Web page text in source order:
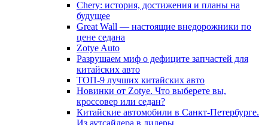
Chery: история, достижения и планы на
будущее
Great Wall — настоящие внедорожники по
цене седана
Zotye Auto
Разрушаем миф о дефиците запчастей для
китайских авто
ТОП-9 лучших китайских авто
Новинки от Zotye. Что выберете вы,
кроссовер или седан?
Китайские автомобили в Санкт-Петербурге.
Из аутсайдера в лидеры